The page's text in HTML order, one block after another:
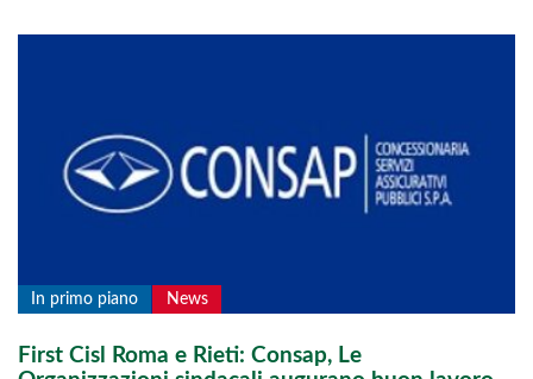
In primo piano News
First Cisl Roma e Rieti: Consap, Le